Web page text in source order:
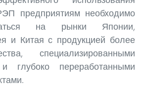
предприятиям необходимо
на рынки Японии,
и Китая с продукцией более
специализированными
глубоко переработанными